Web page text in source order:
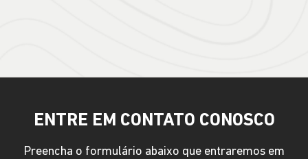
ENTRE EM CONTATO CONOSCO
Preencha o formulário abaixo que entraremos em